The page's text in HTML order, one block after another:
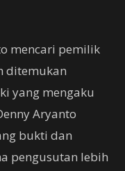
mencari pemilik
ditemukan
yang mengaku
Aryanto
bukti dan
pengusutan lebih